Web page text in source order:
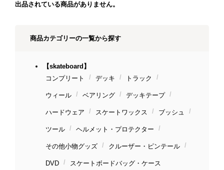
出品されている商品がありません。
商品カテゴリーの一覧から探す
【skateboard】
コンプリート
デッキ トラック
ウィール ベアリング デッキテープ
ハードウェア スケートワックス ブッシュ
ツール ヘルメット・プロテクター
その他小物グッズ クルーザー・ピンテール
DVD スケートボードバッグ・ケース